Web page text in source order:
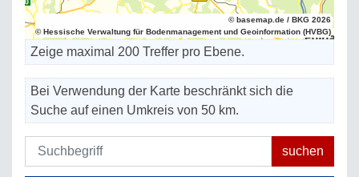
© basemap.de / BKG 2026
© Hessische Verwaltung für Bodenmanagement und Geoinformation (HVBG)
Zeige maximal 200 Treffer pro Ebene.
Bei Verwendung der Karte beschränkt sich die
Suche auf einen Umkreis von 50 km.